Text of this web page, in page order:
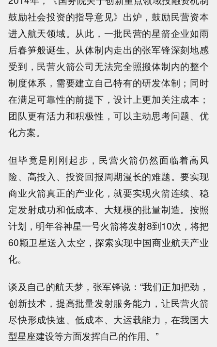
鼓励社会投资的指导意见》出炉，鼓励民营资本
进入航天领域。从此，一批民营的星箭企业如雨
后春笋般诞生。从体制内走出的张军锋深刻地感
受到，民营火箭公司无法完全照搬体制内的整个
制度体系，需要建立自己特有的研发体制；同时
在满足可靠性的前提下，设计上更加关注成本；
团队更有活力和积极性，可以主动思考问题、优
化方案。
但毕竟是刚刚起步，民营火箭仍然面临着高风
险、高投入、投资回报周期漫长的难题。要实现
商业火箭真正的产业化，就要实现火箭连续、稳
定发射成功和低成本、大规模的批量制造。按照
计划，明年谷神星一号火箭将发射8到10次，将把
60颗卫星送入太空，探索实现中国商业航天产业
化。
谈及自己的航天梦，张军锋说：“我们正加把劲，
创新技术，提高批量发射服务能力，让民营火箭
尽快形成快速、低成本、大运载能力，在我国大
型星座建设等方面发挥自己的作用。”